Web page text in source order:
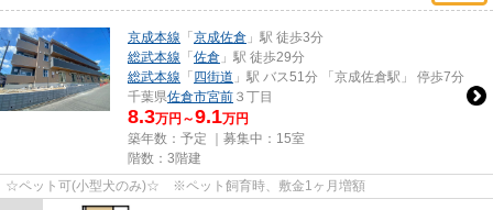
京成本線 「 京成佐倉 」駅 徒歩3分
総武本線 「 佐倉 」駅 徒歩29分
総武本線 「 四街道 」駅 バス51分 「京成佐倉駅」 停歩7分
千葉県佐倉市宮前 ３丁目
8.3万円～9.1万円
築年数：予定 ｜募集中： 15室
階数：3階建
☆ペット可(小型犬のみ)☆ ※ペット飼育時、敷金1ヶ月増額